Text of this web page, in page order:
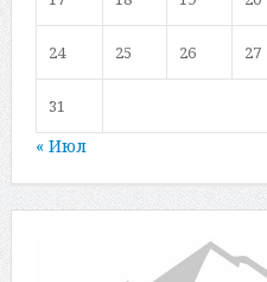
24 25 26 27
31
« Июл